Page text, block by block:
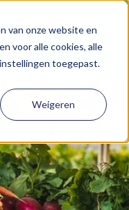
van onze website en
voor alle cookies, alle
toegepast.
Weigeren